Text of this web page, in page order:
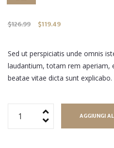
$126.99
Il
era:
$126.99.
$119.49Il
attuale
Sed ut perspiciatis unde omnis
laudantium, totam rem aperiam,
beatae vitae dicta sunt explicabo.
Armcheir
AGGIUNGI